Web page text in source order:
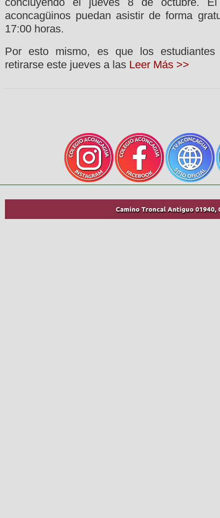
aconcagüinos puedan asistir de forma
17:00 horas.
Por esto mismo, es que los
retirarse este jueves a las Leer Más >>